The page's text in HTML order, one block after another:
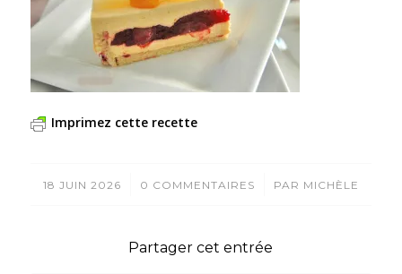
Imprimez cette recette
18 JUIN 2026
/ 0 COMMENTAIRES
/ PAR MICHÈLE
Partager cet entrée